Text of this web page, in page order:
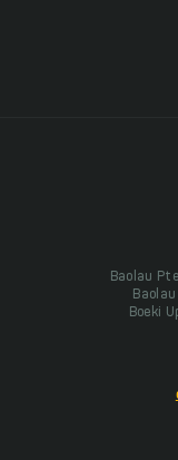
Baolau
Boeki